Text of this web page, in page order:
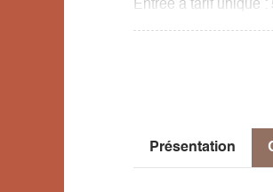
Entrée à tarif unique
Présentation